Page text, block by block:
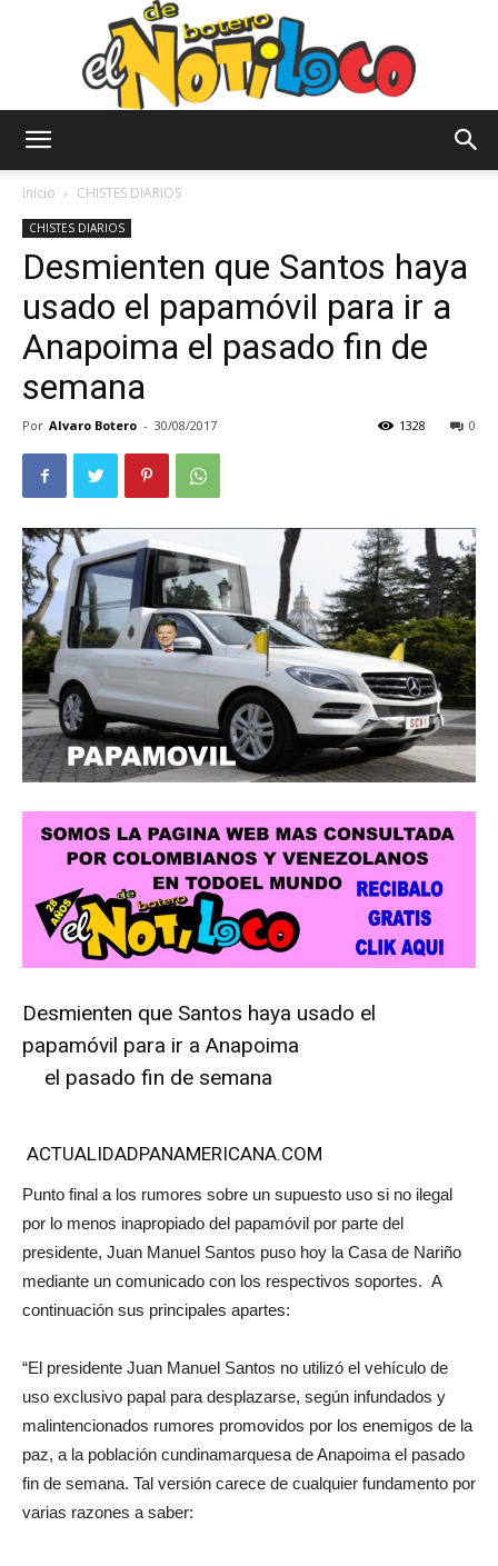
Notiloco
de
Inicio CHISTES DIARIOS
CHISTES DIARIOS
Desmienten que Santos haya
usado el papamóvil para ir a
Anapoima el pasado fin de
semana
Por Alvaro Botero - 30/08/2017 0
1328
Desmienten que Santos haya usado el
papamóvil para ir a Anapoima
el pasado fin de semana
ACTUALIDADPANAMERICANA.COM
Punto final a los rumores sobre un supuesto uso si no ilegal
por lo menos inapropiado del papamóvil por parte del
presidente, Juan Manuel Santos puso hoy la Casa de Nariño
mediante un comunicado con los respectivos soportes. A
continuación sus principales apartes:
“El presidente Juan Manuel Santos no utilizó el vehículo de
uso exclusivo papal para desplazarse, según infundados y
malintencionados rumores promovidos por los enemigos de la
paz, a la población cundinamarquesa de Anapoima el pasado
fin de semana. Tal versión carece de cualquier fundamento por
varias razones a saber: